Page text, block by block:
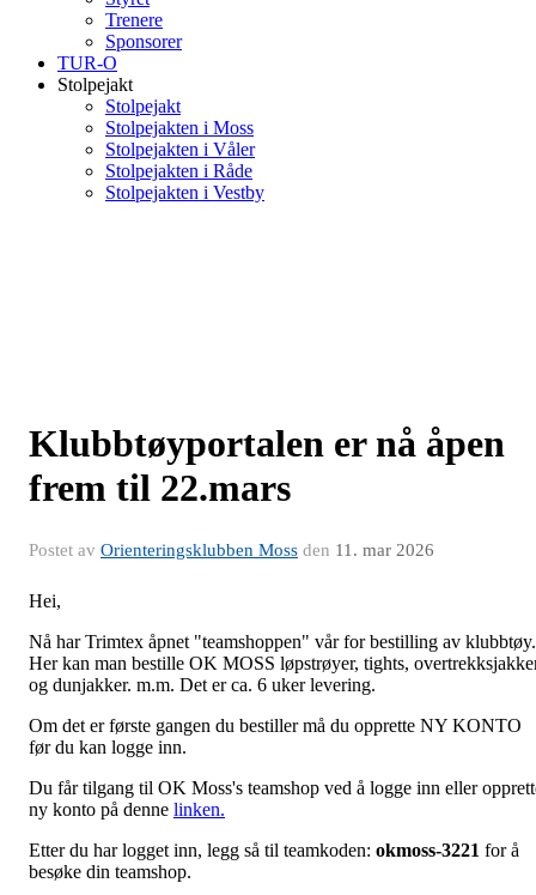
Trenere
Sponsorer
TUR-O
Stolpejakt
Stolpejakt
Stolpejakten i Moss
Stolpejakten i Våler
Stolpejakten i Råde
Stolpejakten i Vestby
Klubbtøyportalen er nå åpen
frem til 22.mars
Postet av Orienteringsklubben Moss den 11. mar 2026
Hei,
Nå har Trimtex åpnet "teamshoppen" vår for bestilling av klubbtøy.
Her kan man bestille OK MOSS løpstrøyer, tights,
og dunjakker. m.m. Det er ca. 6 uker levering.
Om det er første gangen du bestiller må du opprette NY KONTO
før du kan logge inn.
Du får tilgang til OK Moss's teamshop ved å logge inn eller
ny konto på denne linken.
Etter du har logget inn, legg så til teamkoden: okmoss-3221 for å
besøke din teamshop.